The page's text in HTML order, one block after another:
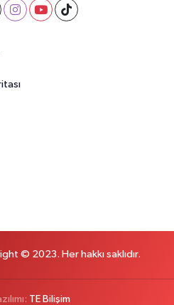
© 2023. Her hakkı saklıdır.
TE Bilişim